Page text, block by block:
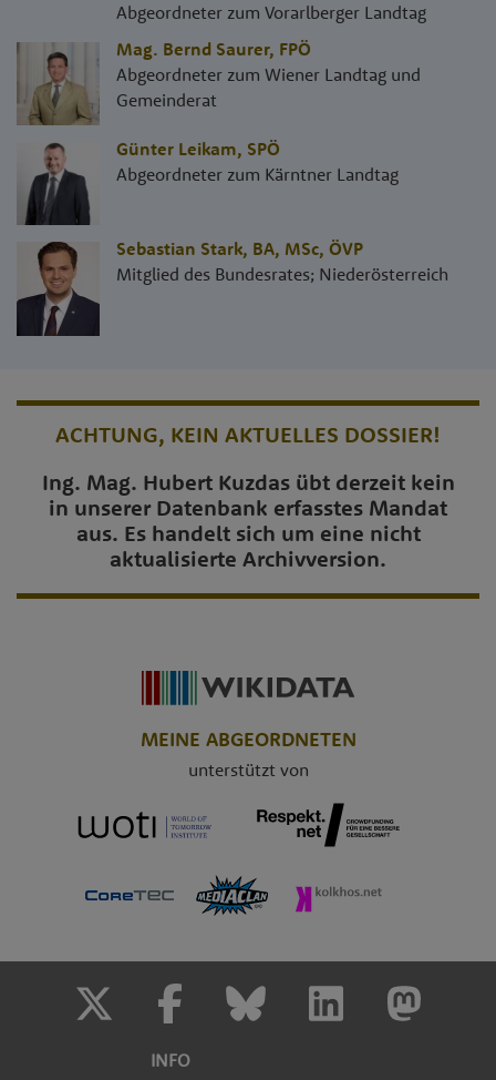
Abgeordneter zum Vorarlberger Landtag
Mag. Bernd Saurer, FPÖ
Abgeordneter zum Wiener Landtag und
Gemeinderat
Günter Leikam, SPÖ
Abgeordneter zum Kärntner Landtag
Sebastian Stark, BA, MSc, ÖVP
Mitglied des Bundesrates; Niederösterreich
ACHTUNG, KEIN AKTUELLES DOSSIER!
Ing. Mag. Hubert Kuzdas übt derzeit kein
in unserer Datenbank erfasstes Mandat
aus. Es handelt sich um eine nicht
aktualisierte Archivversion.
MEINE ABGEORDNETEN
unterstützt von
INFO